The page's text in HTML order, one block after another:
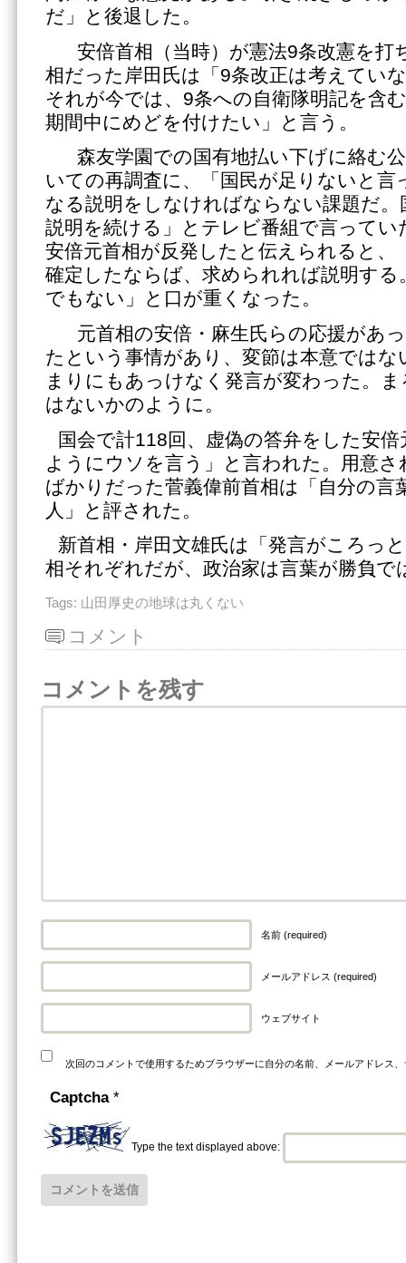
だ」と後退した。
安倍首相（当時）が憲法9条改憲を打
相だった岸田氏は「9条改正は考えてい
それが今では、9条への自衛隊明記を含
期間中にめどを付けたい」と言う。
森友学園での国有地払い下げに絡む
いての再調査に、「国民が足りないと
なる説明をしなければならない課題だ
説明を続ける」とテレビ番組で言って
安倍元首相が反発したと伝えられると、
確定したならば、求められれば説明する
でもない」と口が重くなった。
元首相の安倍・麻生氏らの応援があ
たという事情があり、変節は本意では
まりにもあっけなく発言が変わった。
はないかのように。
国会で計118回、虚偽の答弁をした安
ようにウソを言う」と言われた。用意
ばかりだった菅義偉前首相は「自分の言
人」と評された。
新首相・岸田文雄氏は「発言がころっ
相それぞれだが、政治家は言葉が勝負で
Tags: 山田厚史の地球は丸くない
コメント
コメントを残す
名前 (required)
メールアドレス (required)
ウェブサイト
次回のコメントで使用するためブラウザーに自分の名前、メールアドレス
Captcha *
Type the text displayed above: